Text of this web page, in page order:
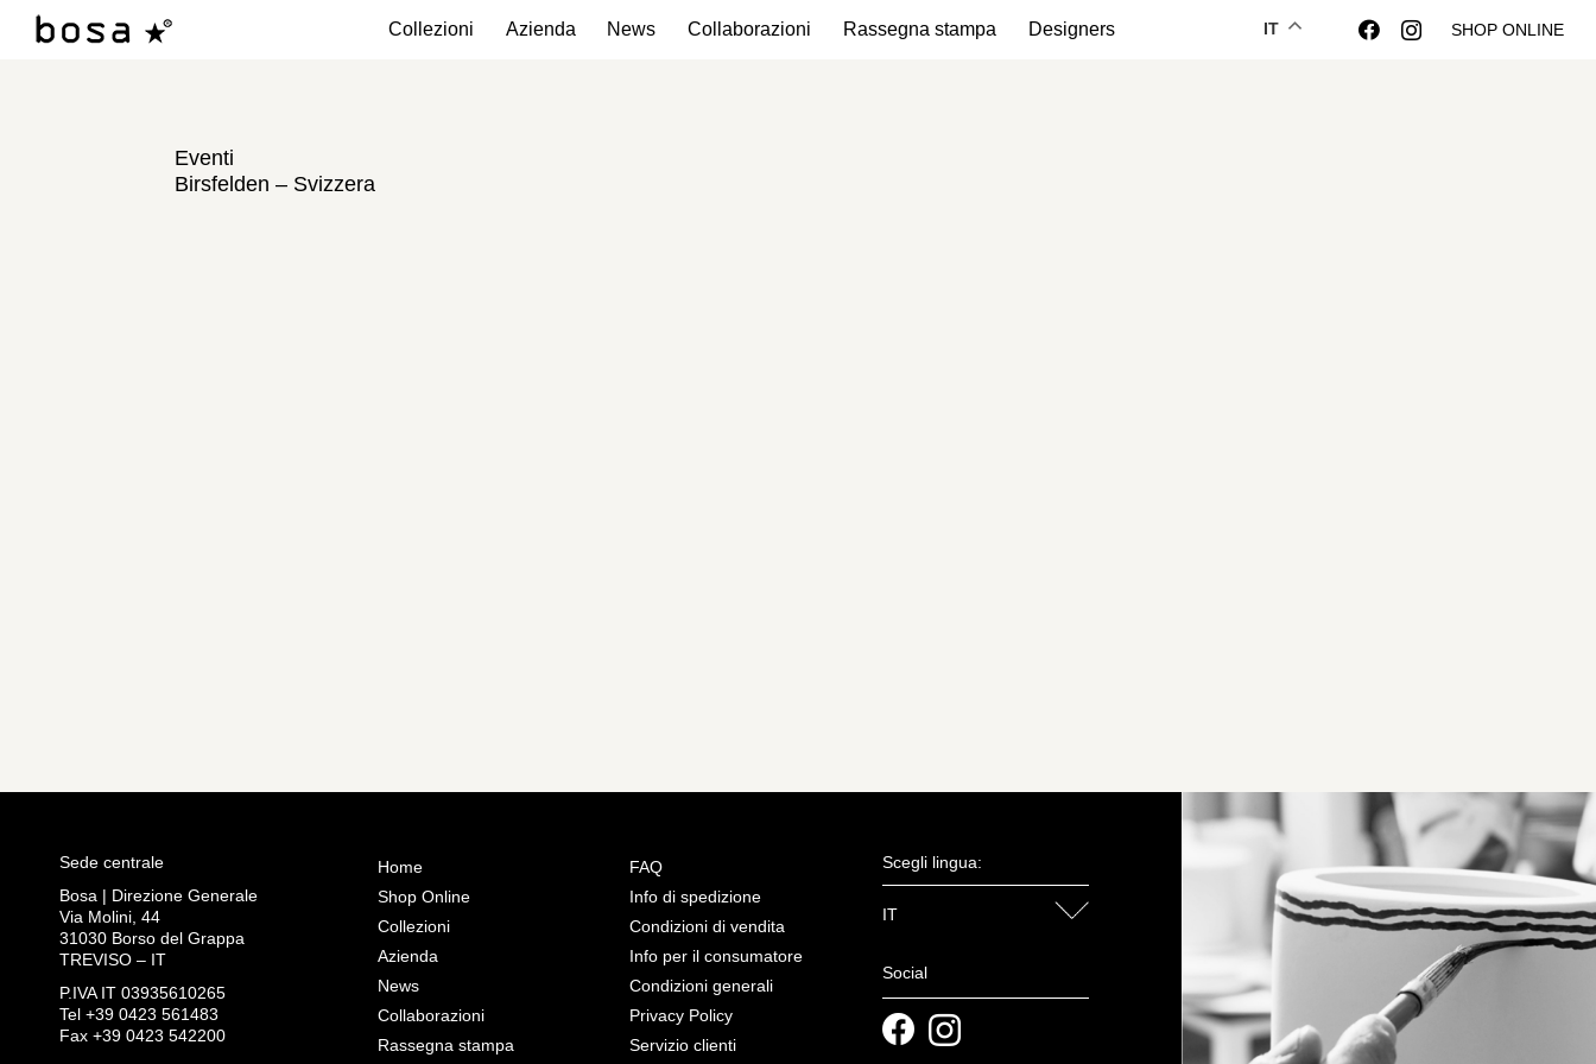
Collezioni Azienda News Collaborazioni Rassegna stampa Designers IT SHOP ONLINE
Eventi
Birsfelden – Svizzera
Sede centrale
Bosa | Direzione Generale
Via Molini, 44
31030 Borso del Grappa
TREVISO – IT
P.IVA IT 03935610265
Tel +39 0423 561483
Fax +39 0423 542200
Home
Shop Online
Collezioni
Azienda
News
Collaborazioni
Rassegna stampa
FAQ
Info di spedizione
Condizioni di vendita
Info per il consumatore
Condizioni generali
Privacy Policy
Servizio clienti
Scegli lingua:
IT
Social